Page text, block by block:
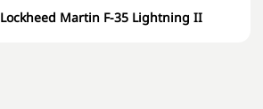
Lockheed Martin F-35 Lightning II